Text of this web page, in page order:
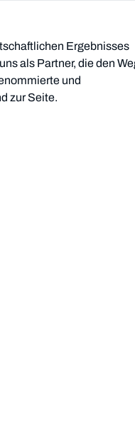
Ergebnisses
als Partner, die den
und
zur Seite.